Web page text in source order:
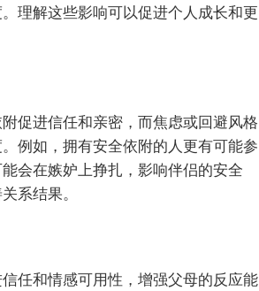
理解这些影响可以促进个人成长和更
促进信任和亲密，而焦虑或回避风格
例如，拥有安全依附的人更有可能参
会在嫉妒上挣扎，影响伴侣的安全
系结果。
任和情感可用性，增强父母的反应能